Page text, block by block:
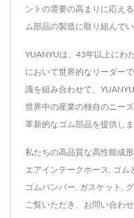
ントの需要の高まりに応え
ム部品の製造に取り組んでい
YUANYUは、43年以上にわ
において世界的なリーダー
識を組み合わせて、
世界中の産業の独自のニー
革新的なゴム部品を提供しま
私たちの高品質な高性能成
エアインテークホース ゴム
ゴムバンパー ガスケット
ご覧いただき、 お問い合わせ